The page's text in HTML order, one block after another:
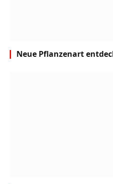
Neue Pflanzenart